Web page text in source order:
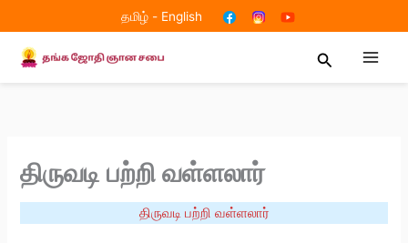
to
content
தமிழ்- English
Search
திருவடி பற்றி வள்ளலார்
திருவடி பற்றி வள்ளலார்